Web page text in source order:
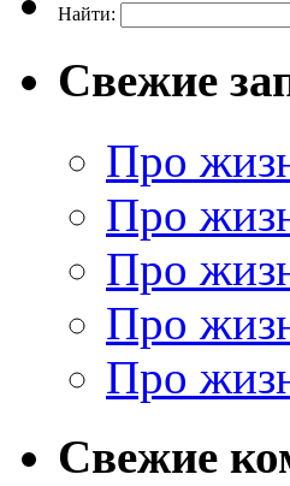
Найти:
Свежие
Про
Про
Про
Про
Про
Свежие